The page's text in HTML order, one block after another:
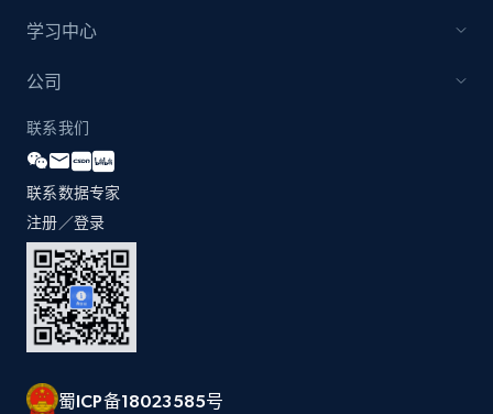
price, Currency, Availability, Reviews count, and
2.1K+
Amazon products global dataset - Collect
products from Brands URLs
Title, Seller name, Brand, Description, Initial
price, Currency, Availability, Reviews count, and
学习中心
公司
联系我们
联系数据专家
注册／登录
蜀ICP备18023585号